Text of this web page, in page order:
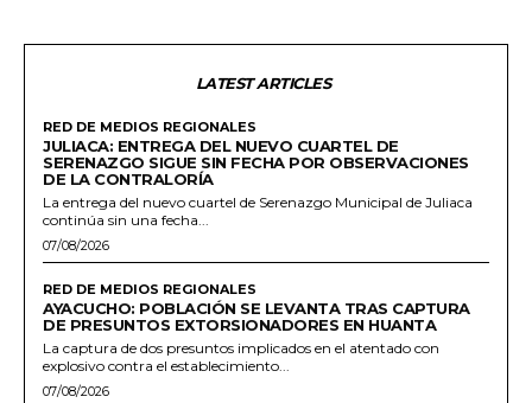
LATEST ARTICLES
RED DE MEDIOS REGIONALES
JULIACA: ENTREGA DEL NUEVO CUARTEL DE
SERENAZGO SIGUE SIN FECHA POR OBSERVACIONES
DE LA CONTRALORÍA
La entrega del nuevo cuartel de Serenazgo Municipal de Juliaca
continúa sin una fecha...
07/08/2026
RED DE MEDIOS REGIONALES
AYACUCHO: POBLACIÓN SE LEVANTA TRAS CAPTURA
DE PRESUNTOS EXTORSIONADORES EN HUANTA
La captura de dos presuntos implicados en el atentado con
explosivo contra el establecimiento...
07/08/2026